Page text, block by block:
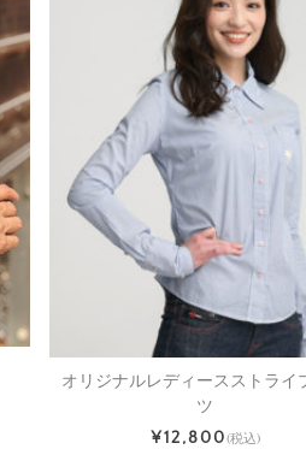
オリジナルレディースストライ
ツ
¥12,800(税込)